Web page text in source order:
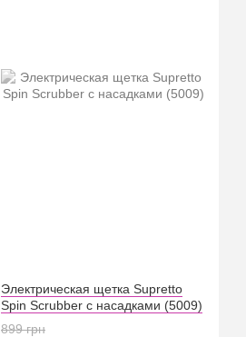
Электрическая щетка Supretto
Spin Scrubber с насадками (5009)
899 грн